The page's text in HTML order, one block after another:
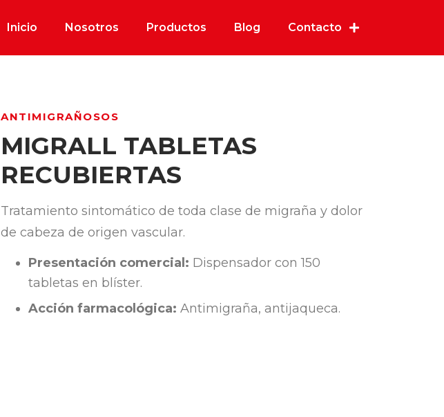
Inicio Nosotros Productos Blog Contacto
ANTIMIGRAÑOSOS
MIGRALL TABLETAS
RECUBIERTAS
Tratamiento sintomático de toda clase de migraña y dolor
de cabeza de origen vascular.
Presentación comercial: Dispensador con 150
tabletas en blíster.
Acción farmacológica: Antimigraña, antijaqueca.